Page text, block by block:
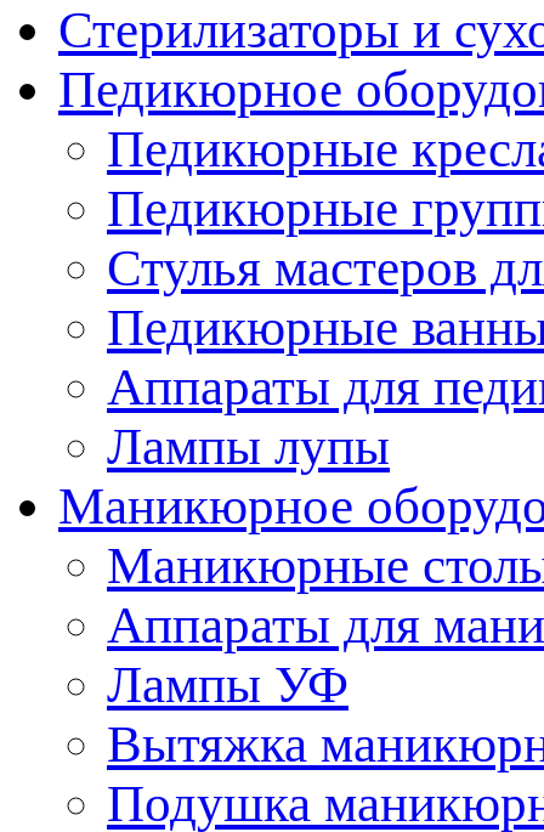
Стерилизаторы и
Педикюрное
Педикюрные
Педикюрные
Стулья мастеров
Педикюрные
Аппараты для
Лампы лупы
Маникюрное
Маникюрные
Аппараты для
Лампы УФ
Вытяжка
Подушка